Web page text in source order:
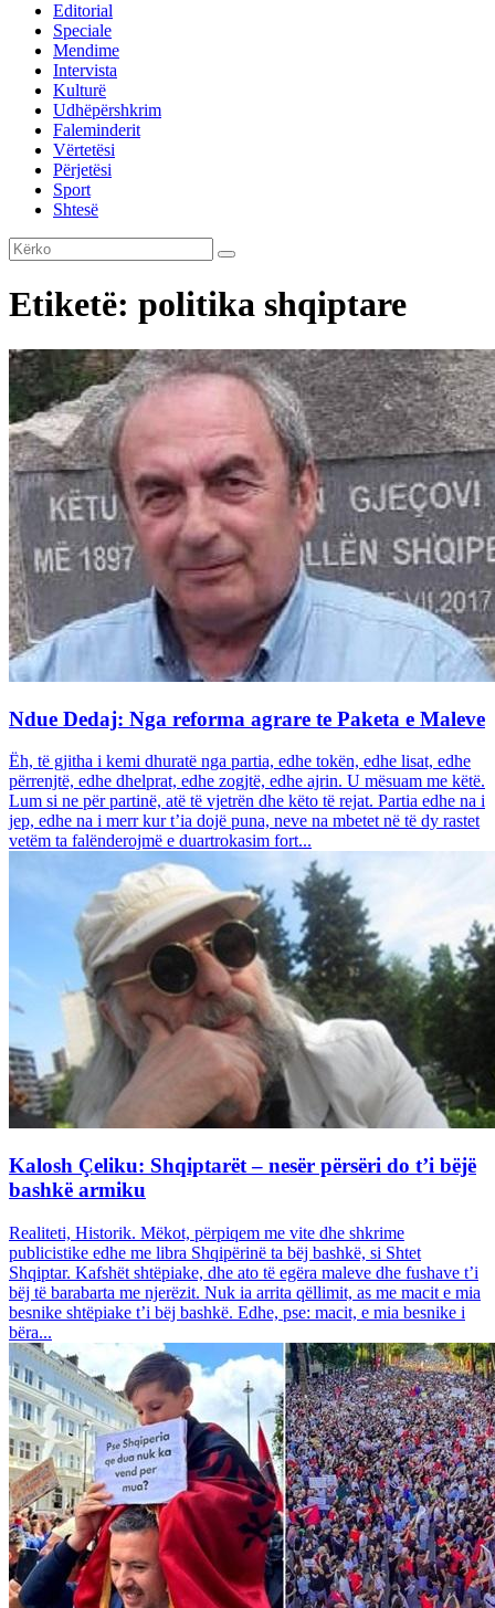
Editorial
Speciale
Mendime
Intervista
Kulturë
Udhëpërshkrim
Faleminderit
Vërtetësi
Përjetësi
Sport
Shtesë
Etiketë: politika shqiptare
Ndue Dedaj: Nga reforma agrare te Paketa e Maleve
Ëh, të gjitha i kemi dhuratë nga partia, edhe tokën, edhe lisat, edhe
përrenjtë, edhe dhelprat, edhe zogjtë, edhe ajrin. U mësuam me këtë.
Lum si ne për partinë, atë të vjetrën dhe këto të rejat. Partia edhe na i
jep, edhe na i merr kur t’ia dojë puna, neve na mbetet në të dy rastet
vetëm ta falënderojmë e duartrokasim fort...
Kalosh Çeliku: Shqiptarët – nesër përsëri do t’i bëjë
bashkë armiku
Realiteti, Historik. Mëkot, përpiqem me vite dhe shkrime
publicistike edhe me libra Shqipërinë ta bëj bashkë, si Shtet
Shqiptar. Kafshët shtëpiake, dhe ato të egëra maleve dhe fushave t’i
bëj të barabarta me njerëzit. Nuk ia arrita qëllimit, as me macit e mia
besnike shtëpiake t’i bëj bashkë. Edhe, pse: macit, e mia besnike i
bëra...